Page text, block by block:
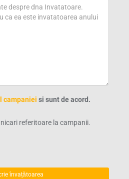
campaniei si sunt de acord.
referitoare la campanii.
învațătoarea